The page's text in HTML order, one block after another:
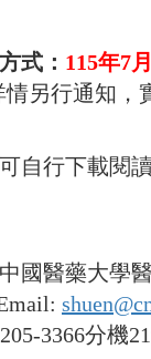
式： 115年7
情另行通知，
自行下載閱
國醫藥大學
3366分機